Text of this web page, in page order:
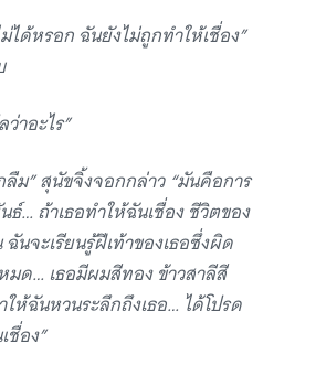
ได้หรอก ฉันยังไม่ถูกทำให้เชื่อง”
าอะไร”
ลืม” สุนัขจิ้งจอกกล่าว “มันคือการ
… ถ้าเธอทำให้ฉันเชื่อง ชีวิตของ
นจะเรียนรู้ฝีเท้าของเธอซึ่งผิด
มด… เธอมีผมสีทอง ข้าวสาลีสี
ห้ฉันหวนระลึกถึงเธอ… ได้โปรด
ชื่อง”